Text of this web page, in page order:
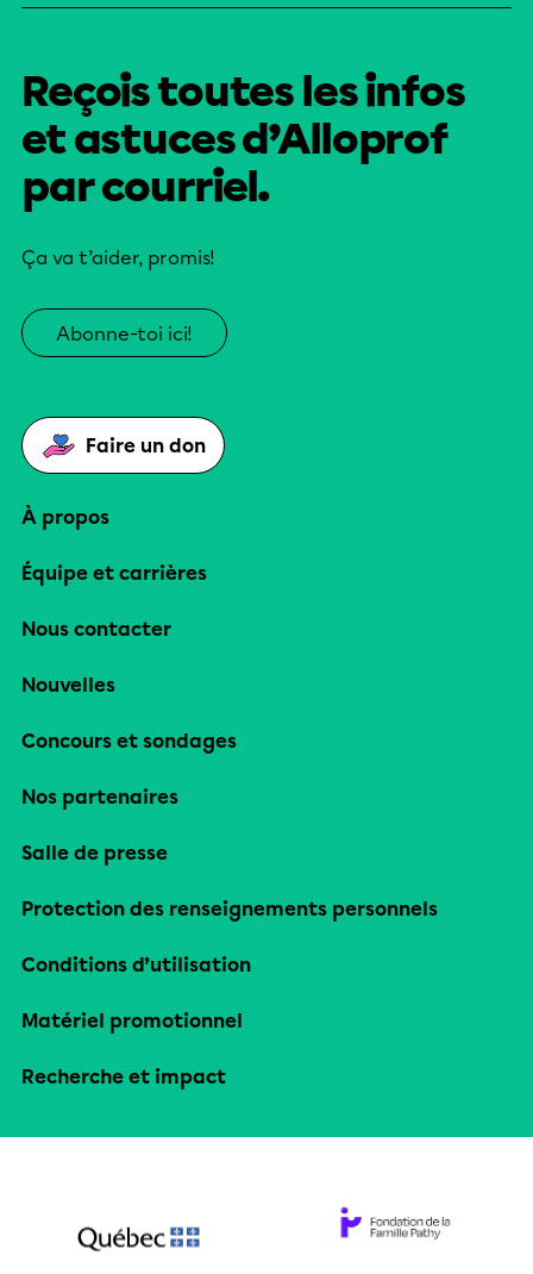
Reçois toutes les infos
et astuces d’Alloprof
par courriel.
Ça va t’aider, promis!
Abonne-toi ici!
Faire un don
À propos
Équipe et carrières
Nous contacter
Nouvelles
Concours et sondages
Nos partenaires
Salle de presse
Protection des renseignements personnels
Conditions d’utilisation
Matériel promotionnel
Recherche et impact